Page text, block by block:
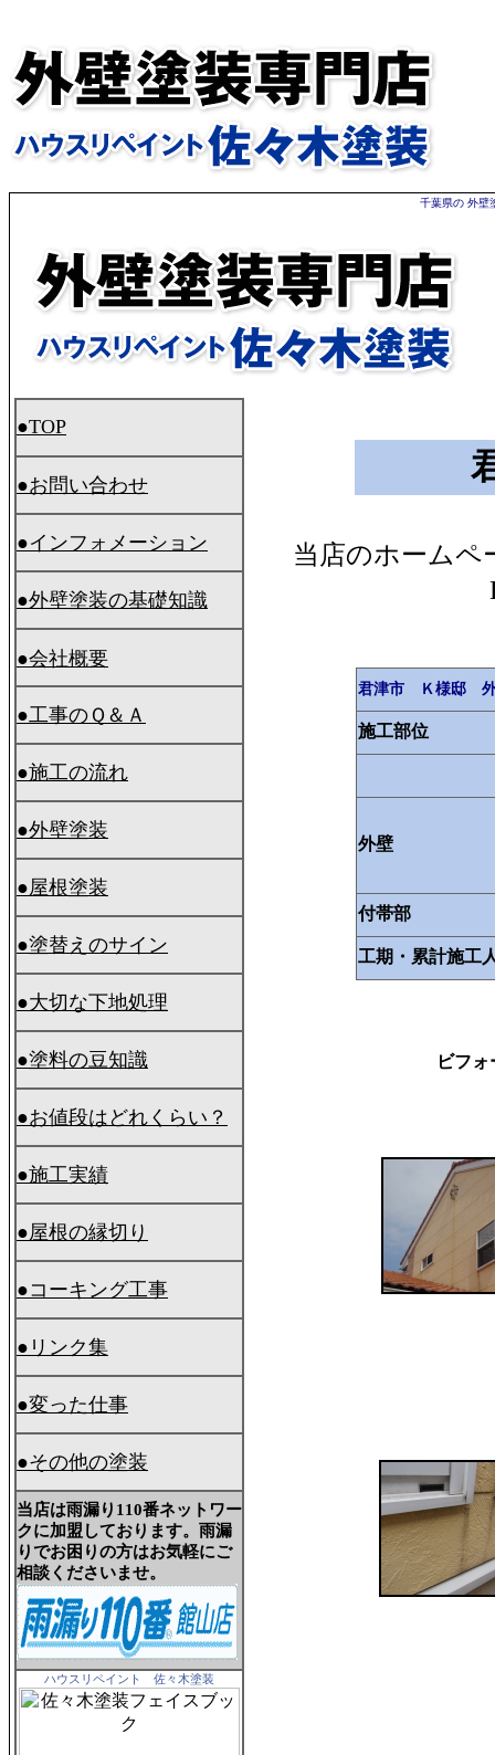
千葉県の 外壁
●TOP
●お問い合わせ
●インフォメーション
●外壁塗装の基礎知識
●会社概要
●工事のＱ＆Ａ
●施工の流れ
●外壁塗装
●屋根塗装
●塗替えのサイン
●大切な下地処理
●塗料の豆知識
●お値段はどれくらい？
●施工実績
●屋根の縁切り
●コーキング工事
●リンク集
●変った仕事
●その他の塗装
当店は雨漏り110番ネットワー
クに加盟しております。雨漏
りでお困りの方はお気軽にご
相談くださいませ。
ハウスリペイント 佐々木塗装
当店のホームペ
君津市 Ｋ様邸 外
施工部位
外壁
付帯部
工期・累計施工
ビフォ